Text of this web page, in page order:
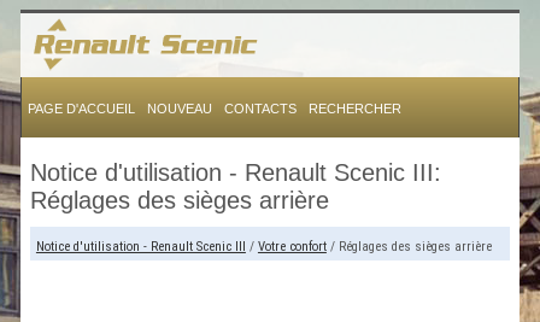
PAGE D'ACCUEIL NOUVEAU CONTACTS RECHERCHER
Notice d'utilisation - Renault Scenic III:
Réglages des sièges arrière
Notice d'utilisation - Renault Scenic III / Votre confort/ Réglages des sièges arrière